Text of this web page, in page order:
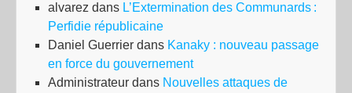
alvarez dans L’Extermination des Communards :
Perfidie républicaine
Daniel Guerrier dans Kanaky : nouveau passage
en force du gouvernement
Administrateur dans Nouvelles attaques de